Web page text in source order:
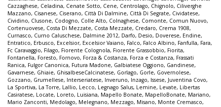
Cazzaghese, Celadina, Cenate Sotto, Cene, Centrolago, Chignolo, Ciliverghe
Mazzano, Cisanese, Ciserano, Città Di Dalmine, Città Di Segrate, Cividatese,
Cividino, Clusone, Codogno, Colle Alto, Colnaghese, Comonte, Comun Nuovo,
Cortenuovese, Costa Di Mezzate, Costa Mezzate, Credaro, Crema 1908,
Curnasco, Curno Caluschese, Dalmine 2012, Darfo, Desio, Doverese, Endine,
Entratico, Erbusco, Excelsior, Excelsior Vaiano, Falco, Falco Albino, Fanfulla, Fara,
Fc Caravaggio, Filago, Fiorente Colognola, Fiorente Grassobbio, Fiorita,
Fontanella, Foresto, Fornovo, Forza & Costanza, Forza e Costanza, Frassati
Ranica, Fulgor Canonica, Futura Madone, Galbiatese Oggiono, Gandinese,
Gavarnese, Ghiaie, GhisalbeseCalcinatese, Gorlago, Gorle, Governolese,
Gozzano, Grumellese, Interseriatese, Inveruno, Inzago, Issese, Juventina Covo,
La Sportiva, La Torre, Lallio, Lecco, Legnago Salus, Lemine, Levate, Libertas
Casiratese, Locate, Loreto, Luisiana, Mapello Bonate, MapelloBonate, Mariano,
Mario Zanconti, Medolago, Melegnano, Mezzago, Misano, Monte Cremasco,